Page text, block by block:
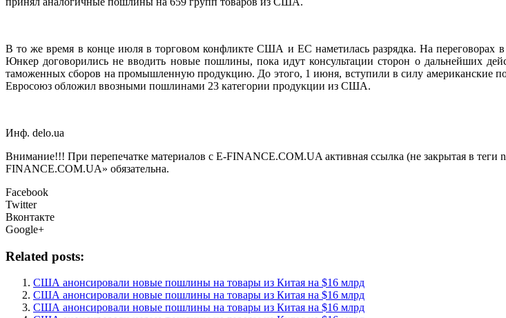
В то же время в конце июля в торговом конфликте США и ЕС наметилась разрядка. На
Юнкер договорились не вводить новые пошлины, пока идут консультации сторон о дальнейших
таможенных сборов на промышленную продукцию. До этого, 1 июня, вступили в силу американские
Евросоюз обложил ввозными пошлинами 23 категории продукции из США.
Инф. delo.ua
Внимание!!! При перепечатке материалов с E-FINANCE.COM.UA активная ссылка (не закрытая в
FINANCE.COM.UA» обязательна.
Facebook
Twitter
Вконтакте
Google+
Related posts:
США анонсировали новые пошлины на товары из Китая на $16 млрд
США анонсировали новые пошлины на товары из Китая на $16 млрд
США анонсировали новые пошлины на товары из Китая на $16 млрд